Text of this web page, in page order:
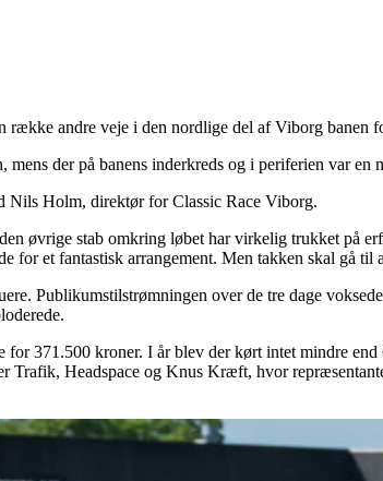
række andre veje i den nordlige del af Viborg banen
der på banens inderkreds og i periferien var
Nils Holm, direktør for Classic Race Viborg.
øvrige stab omkring løbet har virkelig trukket på
for et fantastisk arrangement. Men takken skal gå
Publikumstilstrømningen over de tre dage
for 371.500 kroner. I år blev der kørt intet mindre
Trafik, Headspace og Knus Kræft, hvor